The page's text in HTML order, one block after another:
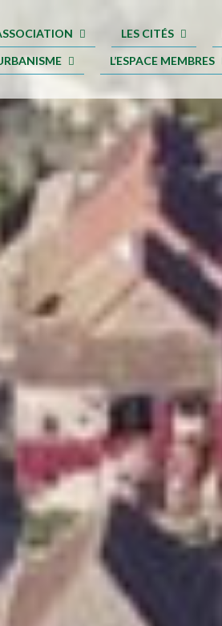
LES CITÉS
L’ESPACE MEMBRES